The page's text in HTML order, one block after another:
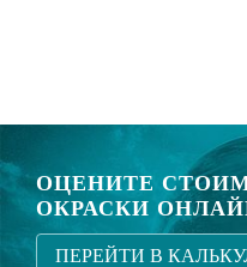
ОЦЕНИТЕ
ОКРАСКИ
ПЕРЕЙТИ В